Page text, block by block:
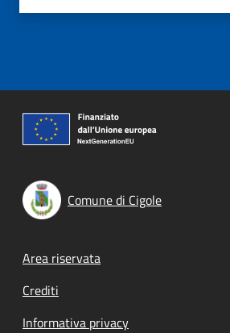
Comune di Cigole
Footer menu
Area riservata
Crediti
Informativa privacy